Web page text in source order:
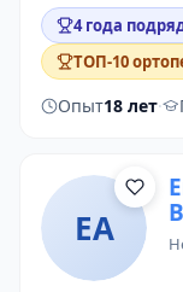
4 года
ТОП-10
Опыт18 лет·
ЕА